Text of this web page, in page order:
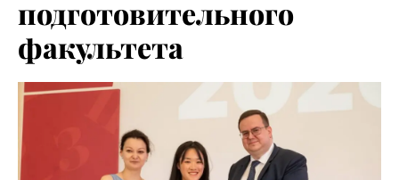
подготовительного
факультета